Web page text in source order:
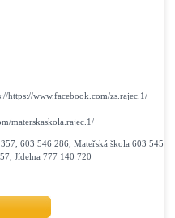
https://www.facebook.com/zs.rajec.1/
materskaskola.rajec.1/
603 546 286, Mateřská škola 603 545
Jídelna 777 140 720